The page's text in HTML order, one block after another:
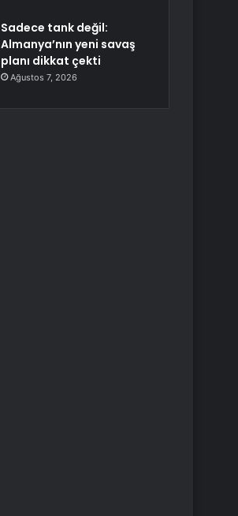
Sadece tank değil:
Almanya’nın yeni savaş
planı dikkat çekti
Ağustos 7, 2026